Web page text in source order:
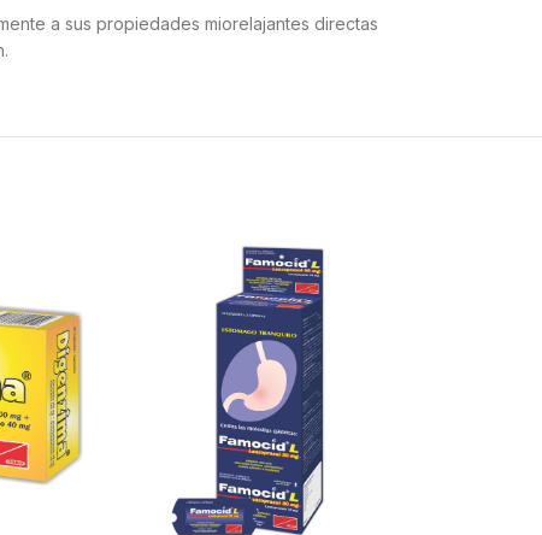
a sus propiedades miorelajantes directas